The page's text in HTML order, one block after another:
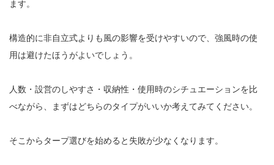
ます。
構造的に非自立式よりも風の影響を受けやすいので、強風時の使
用は避けたほうがよいでしょう。
人数・設営のしやすさ・収納性・使用時のシチュエーションを比
べながら、まずはどちらのタイプがいいか考えてみてください。
そこからタープ選びを始めると失敗が少なくなります。